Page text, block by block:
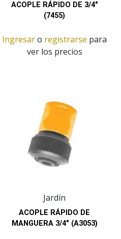
ACOPLE RÁPIDO DE 3/4″
(7455)
Ingresaro registrarse para
ver los precios
Jardín
ACOPLE RÁPIDO DE
MANGUERA 3/4″ (A3053)